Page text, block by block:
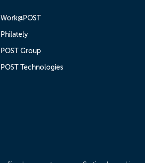
Work@POST
Philately
POST Group
POST Technologies